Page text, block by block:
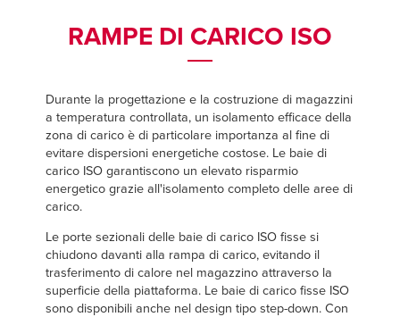
ASIA PACIFIC
English
中文
MIDDLE EAST/AFRICA
ASIA PACIFIC
English
中文
MIDDLE EAST/AFRICA
+39 (0) 236714370
RAMPE DI CARICO ISO
Durante la progettazione e la costruzione di magazzini
a temperatura controllata, un isolamento efficace della
zona di carico è di particolare importanza al fine di
evitare dispersioni energetiche costose. Le baie di
carico ISO garantiscono un elevato risparmio
energetico grazie all'isolamento completo delle aree di
carico.
Le porte sezionali delle baie di carico ISO fisse si
chiudono davanti alla rampa di carico, evitando il
trasferimento di calore nel magazzino attraverso la
superficie della piattaforma. Le baie di carico fisse ISO
sono disponibili anche nel design tipo step-down. Con